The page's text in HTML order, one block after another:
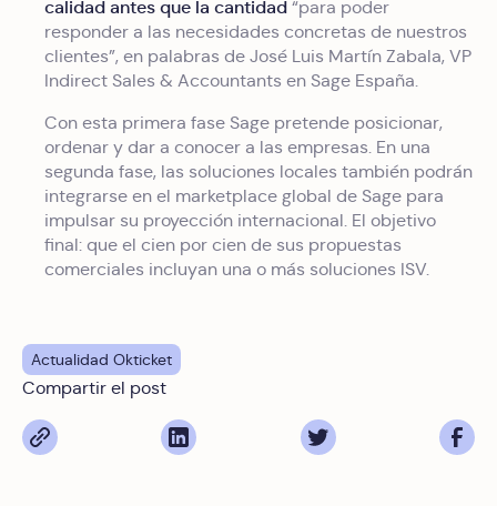
Compartir el post
calidad antes que la cantidad “para poder
responder a las necesidades concretas de nuestros
clientes”, en palabras de José Luis Martín Zabala, VP
Indirect Sales & Accountants en Sage España.
Con esta primera fase Sage pretende posicionar,
ordenar y dar a conocer a las empresas. En una
segunda fase, las soluciones locales también podrán
integrarse en el marketplace global de Sage para
impulsar su proyección internacional. El objetivo
final: que el cien por cien de sus propuestas
comerciales incluyan una o más soluciones ISV.
Actualidad Okticket